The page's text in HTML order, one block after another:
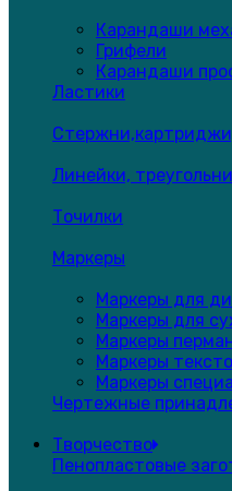
Карандаши
Грифели
Карандаши
Ластики
Линейки,
Точилки
Маркеры
Маркеры для
Маркеры для
Маркеры
Маркеры
Маркеры
Чертежные
Творчество
Пенопластовые